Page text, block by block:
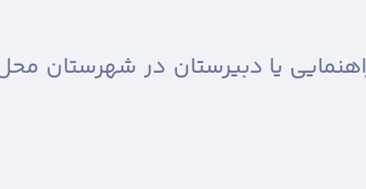
یا دبیرستان در شهرستان محل